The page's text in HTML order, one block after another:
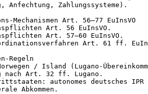
Anfechtung, Zahlungssysteme).
Mechanismen Art. 56–77 EuInsVO
Art. 56 EuInsVO.
Art. 57–60 EuInsVO.
Art. 61 ff.
Regeln
/ Island (Lugano-
nach Art. 32 ff. Lugano.
autonomes deutsches IPR
Abkommen.